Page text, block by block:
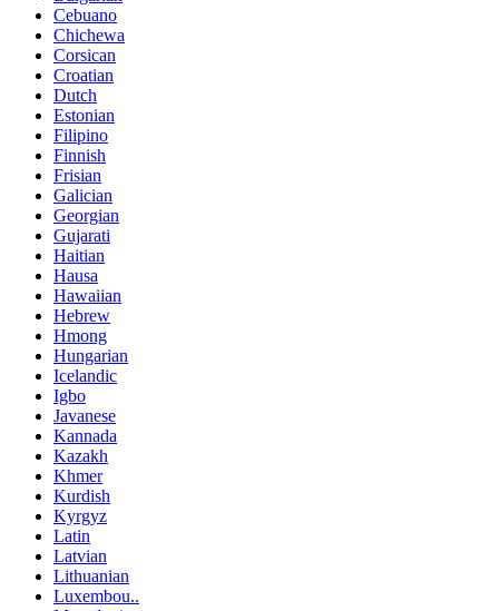
Cebuano
Chichewa
Corsican
Croatian
Dutch
Estonian
Filipino
Finnish
Frisian
Galician
Georgian
Gujarati
Haitian
Hausa
Hawaiian
Hebrew
Hmong
Hungarian
Icelandic
Igbo
Javanese
Kannada
Kazakh
Khmer
Kurdish
Kyrgyz
Latin
Latvian
Lithuanian
Luxembou..